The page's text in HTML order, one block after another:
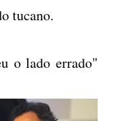
tucano.
o lado errado"